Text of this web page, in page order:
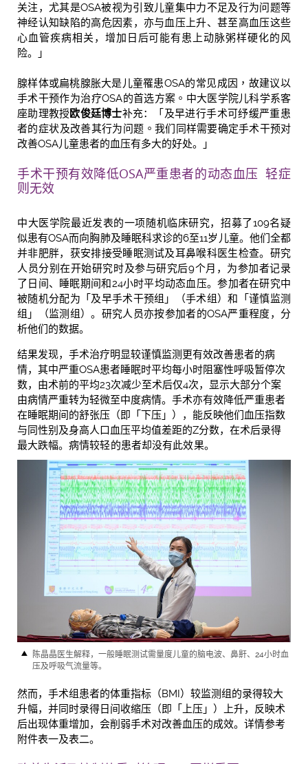
关注，尤其是OSA被视为引致儿童集中力不足及行为问题等
神经认知缺陷的高危因素，亦与血压上升、甚至高血压这些
心血管疾病相关，增加日后可能有患上动脉粥样硬化的风
险。
」
腺样体或扁桃腺胀大是儿童罹患OSA的常见成因，故建议以
手术干预作为治疗OSA的首选方案。 中大医学院儿科学系客
座助理教授欧俊廷博士补充：「 及早进行手术可纾缓严重患
者的症状及改善其行为问题。 我们同样需要确定手术干预对
改善OSA儿童患者的血压有多大的好处。」
手术干预有效降低OSA严重患者的动态血压 轻症
则无效
中大医学院最近发表的一项随机临床研究，招募了109名疑
似患有OSA而向胸肺及睡眠科求诊的6至11岁儿童。他们全都
并非肥胖，获安排接受睡眠测试及耳鼻喉科医生检查。研究
人员分别在开始研究时及参与研究后9个月，为参加者记录
了日间、睡眠期间和24小时平均动态血压。参加者在研究中
被随机分配为「及早手术干预组」（手术组）和「谨慎监测
组」（监测组）。研究人员亦按参加者的OSA严重程度，分
析他们的数据。
结果发现，手术治疗明显较谨慎监测更有效改善患者的病
情，其中严重OSA患者睡眠时平均每小时阻塞性呼吸暂停次
数，由术前的平均23次减少至术后仅4次，显示大部分个案
由病情严重转为轻微至中度病情。手术亦有效降低严重患者
在睡眠期间的舒张压（即「下压」），能反映他们血压指数
与同性别及身高人口血压平均值差距的Z分数，在术后录得
最大跌幅。 病情较轻的患者却没有此效果。
陈晶晶医生解释，一般睡眠测试需量度儿童的脑电波、鼻鼾、24小时血
压及呼吸气流量等。
然而，手术组患者的体重指标（BMI）较监测组的录得较大
升幅，并同时录得日间收缩压（即「上压」）上升，反映术
后出现体重增加，会削弱手术对改善血压的成效。详情参考
附件表一及表二。